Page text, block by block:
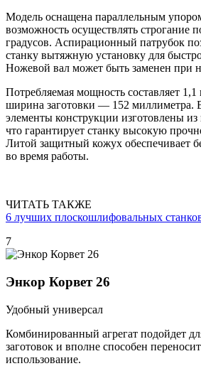
Модель оснащена параллельным
возможность осуществлять строгание
градусов. Аспирационный патрубок
станку вытяжную установку для
Ножевой вал может быть заменен при
Потребляемая мощность составляет
ширина заготовки — 152 миллиметра.
элементы конструкции изготовлены из
что гарантирует станку высокую
Литой защитный кожух обеспечивает
во время работы.
ЧИТАТЬ ТАКЖЕ
6 лучших плоскошлифовальных
7
Энкор Корвет 26
Удобный универсал
Комбинированный агрегат подойдет
заготовок и вполне способен
использование.